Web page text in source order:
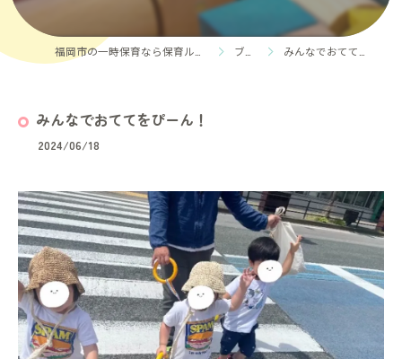
ブログ みんなでおててをぴーん！
みんなでおててをぴーん！
2024/06/18